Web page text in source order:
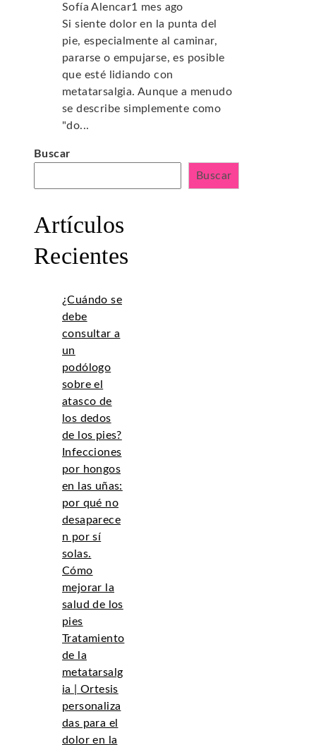
Sofía Alencar1 mes ago
Si siente dolor en la punta del
pie, especialmente al caminar,
pararse o empujarse, es posible
que esté lidiando con
metatarsalgia. Aunque a menudo
se describe simplemente como
"do...
Buscar
Buscar
Artículos
Recientes
¿Cuándo se
debe
consultar a
un
podólogo
sobre el
atasco de
los dedos
de los pies?
Infecciones
por hongos
en las uñas:
por qué no
desaparece
n por sí
solas.
Cómo
mejorar la
salud de los
pies
Tratamiento
de la
metatarsalg
ia | Ortesis
personaliza
das para el
dolor en la